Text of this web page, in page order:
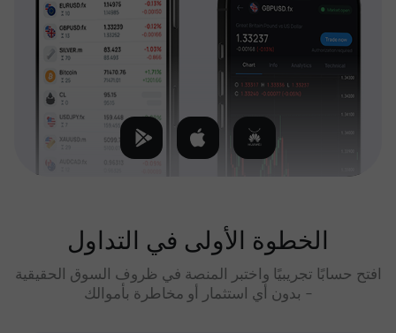
الخطوة الأولى في التداول
افتح حسابًا تجريبيًا واختبر المنصة في ظروف السوق الحقيقية
- بدون أي استثمار أو مخاطرة بأموالك